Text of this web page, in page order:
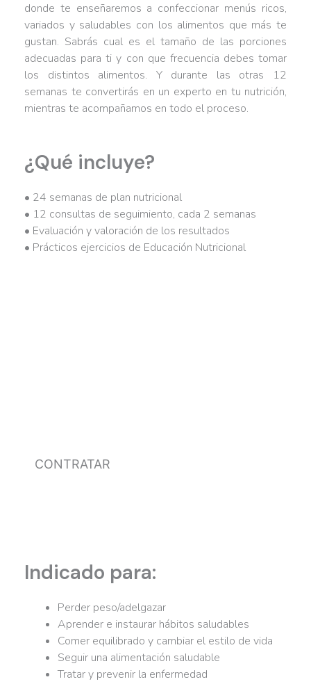
donde te enseñaremos a confeccionar menús ricos,
variados y saludables con los alimentos que más te
gustan. Sabrás cual es el tamaño de las porciones
adecuadas para ti y con que frecuencia debes tomar
los distintos alimentos. Y durante las otras 12
semanas te convertirás en un experto en tu nutrición,
mientras te acompañamos en todo el proceso.
¿Qué incluye?
• 24 semanas de plan nutricional
• 12 consultas de seguimiento, cada 2 semanas
• Evaluación y valoración de los resultados
• Prácticos ejercicios de Educación Nutricional
CONTRATAR
Indicado para:
Perder peso/adelgazar
Aprender e instaurar hábitos saludables
Comer equilibrado y cambiar el estilo de vida
Seguir una alimentación saludable
Tratar y prevenir la enfermedad